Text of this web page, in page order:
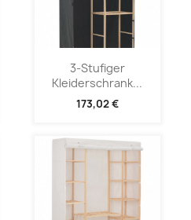
3-Stufiger
Kleiderschrank...
173,02 €